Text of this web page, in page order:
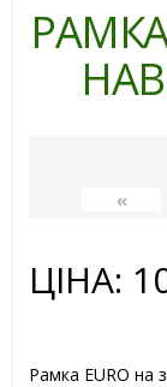
«
ЦІНА:
Рамка EURO на